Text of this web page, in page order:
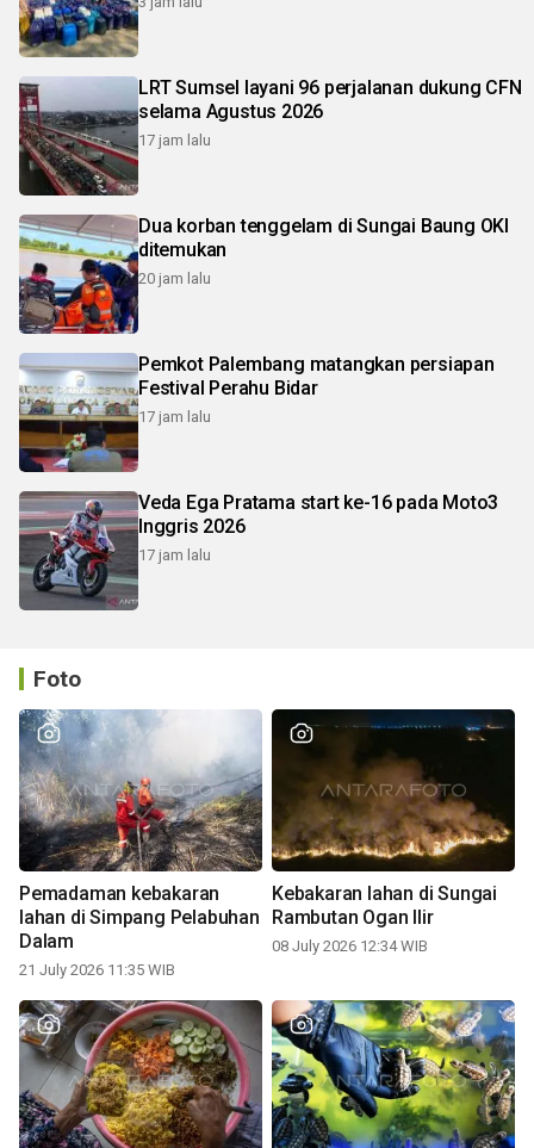
LRT Sumsel layani 96 perjalanan dukung CFN
selama Agustus 2026
17 jam lalu
Dua korban tenggelam di Sungai Baung OKI
ditemukan
20 jam lalu
Pemkot Palembang matangkan persiapan
Festival Perahu Bidar
17 jam lalu
Veda Ega Pratama start ke-16 pada Moto3
Inggris 2026
17 jam lalu
Foto
Pemadaman kebakaran
lahan di Simpang Pelabuhan
Dalam
21 July 2026 11:35 WIB
Kebakaran lahan di Sungai
Rambutan Ogan Ilir
08 July 2026 12:34 WIB